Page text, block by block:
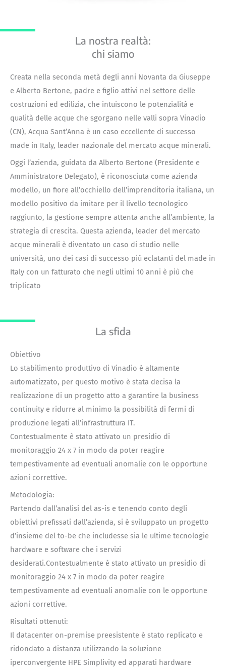
La nostra realtà:
chi siamo
Creata nella seconda metà degli anni Novanta da Giuseppe
e Alberto Bertone, padre e figlio attivi nel settore delle
costruzioni ed edilizia, che intuiscono le potenzialità e
qualità delle acque che sgorgano nelle valli sopra Vinadio
(CN), Acqua Sant’Anna è un caso eccellente di successo
made in Italy, leader nazionale del mercato acque minerali.
Oggi l’azienda, guidata da Alberto Bertone (Presidente e
Amministratore Delegato), è riconosciuta come azienda
modello, un fiore all’occhiello dell’imprenditoria italiana, un
modello positivo da imitare per il livello tecnologico
raggiunto, la gestione sempre attenta anche all’ambiente, la
strategia di crescita. Questa azienda, leader del mercato
acque minerali è diventato un caso di studio nelle
università, uno dei casi di successo più eclatanti del made in
Italy con un fatturato che negli ultimi 10 anni è più che
triplicato
La sfida
Obiettivo
Lo stabilimento produttivo di Vinadio è altamente
automatizzato, per questo motivo è stata decisa la
realizzazione di un progetto atto a garantire la business
continuity e ridurre al minimo la possibilità di fermi di
produzione legati all’infrastruttura IT.
Contestualmente è stato attivato un presidio di
monitoraggio 24 x 7 in modo da poter reagire
tempestivamente ad eventuali anomalie con le opportune
azioni correttive.
Metodologia:
Partendo dall’analisi del as-is e tenendo conto degli
obiettivi prefissati dall’azienda, si è sviluppato un progetto
d’insieme del to-be che includesse sia le ultime tecnologie
hardware e software che i servizi
desiderati.Contestualmente è stato attivato un presidio di
monitoraggio 24 x 7 in modo da poter reagire
tempestivamente ad eventuali anomalie con le opportune
azioni correttive.
Risultati ottenuti:
Il datacenter on-premise preesistente è stato replicato e
ridondato a distanza utilizzando la soluzione
iperconvergente HPE Simplivity ed apparati hardware